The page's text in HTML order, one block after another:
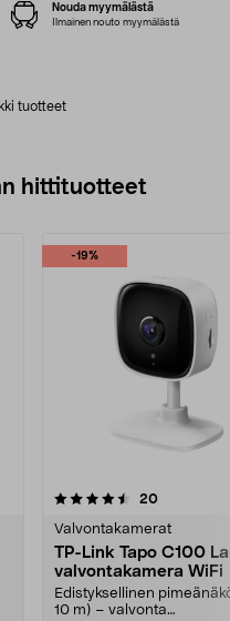
tuotteet
Nouda myymälästä
Ilmainen nouto myymälästä
hittituotteet
-19%
20arvostelut
Valvontakamerat
TP-Link Tapo C100
valvontakamera WiFi
Edistyksellinen
10 m) – valvonta
5.0 viidestä